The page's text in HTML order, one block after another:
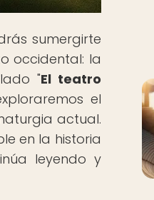
sumergirte
occidental: la
"El teatro
el
actual.
en la historia
leyendo y